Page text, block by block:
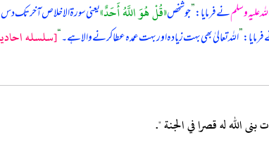
علیہ وسلمنے فرمایا:”جو شخص«قُلْ هُوَ اللَّهُ أَحَدٌ»یعنی سورۃ الاخلاص آخر تک دس
”اللہ تعالیٰ بھی بہت زیادہ اور بہت عمدہ عطا کرنے والا ہے۔“[سلسله
الله له قصرا في الجنة ".